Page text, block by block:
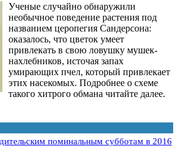
Ученые случайно обнаружили
необычное поведение растения под
названием церопегия Сандерсона:
оказалось, что цветок умеет
привлекать в свою ловушку мушек-
нахлебников, источая запах
умирающих пчел, который привлекает
этих насекомых. Подробнее о схеме
такого хитрого обмана читайте далее.
поминальным субботам в 2016